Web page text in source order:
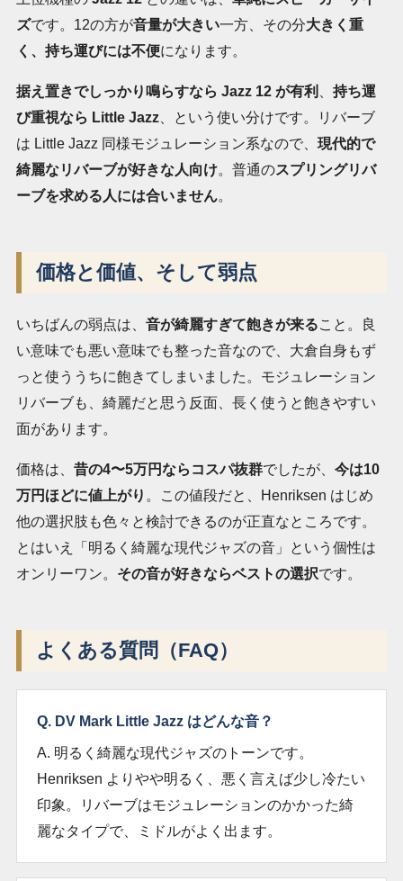
ズです。12の方が音量が大きい一方、その分大きく重
く、持ち運びには不便になります。
据え置きでしっかり鳴らすなら Jazz 12 が有利
持ち運
び重視なら Little Jazz、という使い分けです。リバーブ
は Little Jazz 同様モジュレーション系なので、 現代的で
綺麗なリバーブが好きな人向け。普通のスプリングリバ
ーブを求める人には合いません。
価格と価値、そして弱点
いちばんの弱点は、 音が綺麗すぎて飽きが来ること。良
い意味でも悪い意味でも整った音なので、大倉自身もず
っと使ううちに飽きてしまいました。モジュレーション
リバーブも、綺麗だと思う反面、長く使うと飽きやすい
面があります。
価格は、 昔の4〜5万円ならコスパ抜群でしたが、 今は10
万円ほどに値上がり 。この値段だと、Henriksen はじめ
他の選択肢も色々と検討できるのが正直なところです。
とはいえ「明るく綺麗な現代ジャズの音」という個性は
オンリーワン。 その音が好きならベストの選択です。
よくある質問（FAQ）
Q. DV Mark Little Jazz はどんな音？
A. 明るく綺麗な現代ジャズのトーンです。
Henriksen よりやや明るく、悪く言えば少し冷たい
印象。リバーブはモジュレーションのかかった綺
麗なタイプで、ミドルがよく出ます。